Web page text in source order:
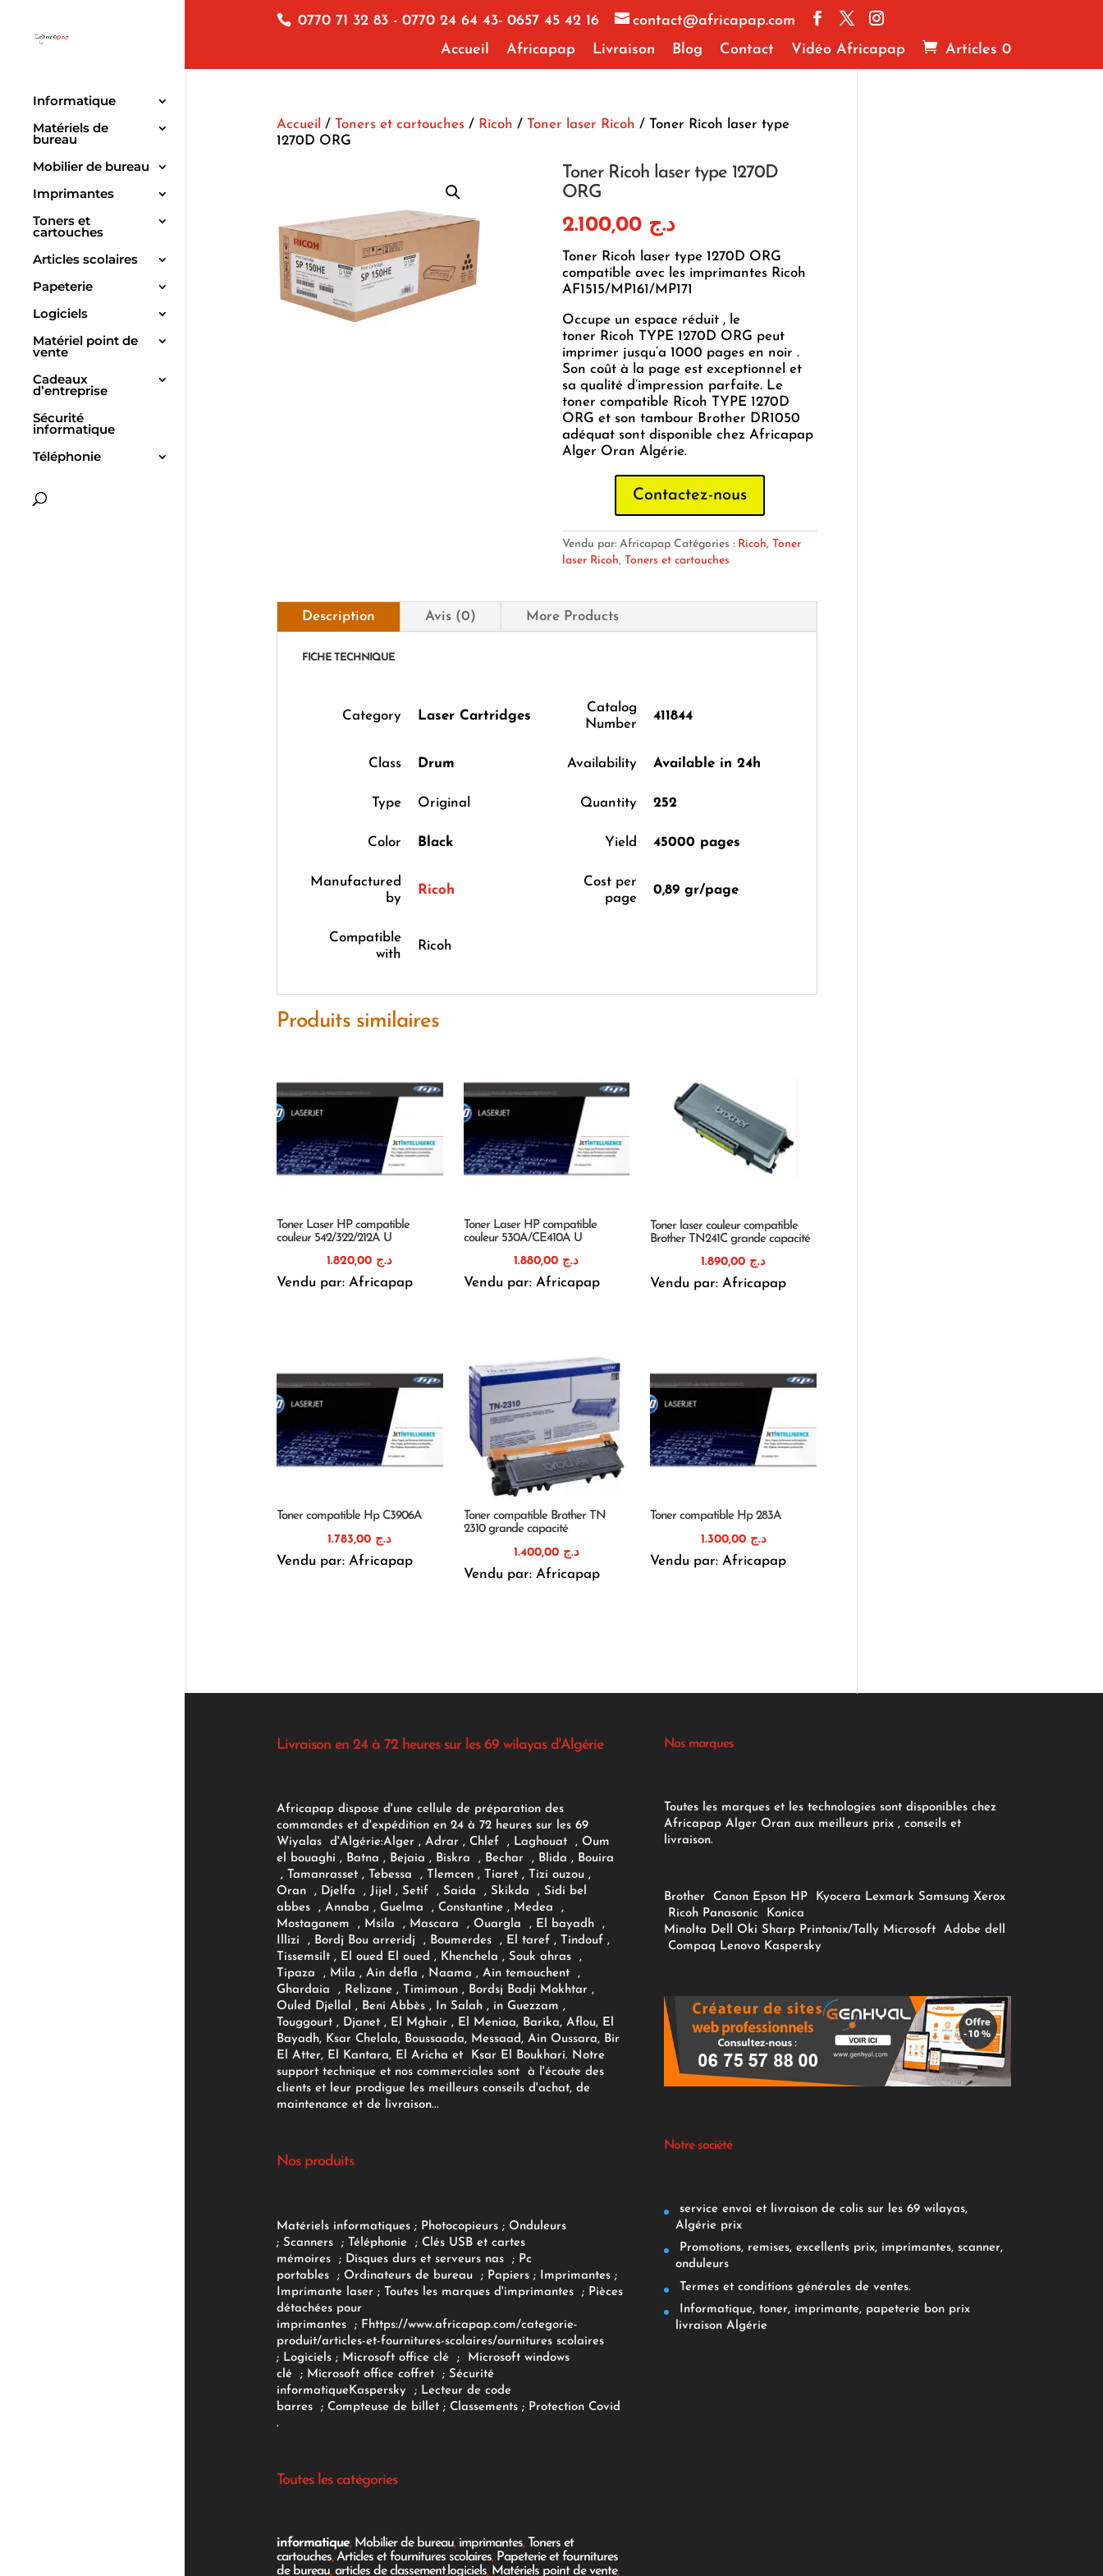
0770 71 32 83 - 0770 24 64 43- 0657 45 42 16
contact@africapap.com
Accueil
Africapap Livraison Blog Contact Vidéo Africapap Articles 0
Informatique
Matériels de
bureau
Mobilier de bureau
Imprimantes
Toners et
cartouches
Articles scolaires
Papeterie
Logiciels
Matériel point de
vente
Cadeaux
d’entreprise
Sécurité
informatique
Téléphonie
Accueil / Toners et cartouches/ Ricoh / Toner laser Ricoh / Toner Ricoh laser type
1270D ORG
Toner Ricoh laser type 1270D
ORG
د.ج 2.100,00
Toner Ricoh laser type 1270D ORG
compatible avec les imprimantes Ricoh
AF1515/MP161/MP171
Occupe un espace réduit , le
toner Ricoh TYPE 1270D ORG peut
imprimer jusqu’a 1000 pages en noir .
Son coût à la page est exceptionnel et
sa qualité d’impression parfaite. Le
toner compatible Ricoh TYPE 1270D
ORG et son tambour Brother DR1050
adéquat sont disponible chez Africapap
Alger Oran Algérie.
Contactez-nous
Vendu par: Africapap Catégories : Ricoh, Toner
laser Ricoh, Toners et cartouches
Description Avis (0) More Products
FICHE TECHNIQUE
Category Laser Cartridges
Catalog
Number
411844
Class Drum Availability Available in 24h
Type Original Quantity 252
Color Black Yield 45000 pages
Manufactured
by
Ricoh
Cost per
page
0,89 gr/page
Compatible
with
Ricoh
Produits similaires
Toner Laser HP compatible
couleur 542/322/212A U
د.ج
Vendu par: Africapap
Toner Laser HP compatible
couleur 530A/CE410A U
د.ج
Vendu par: Africapap
Toner laser couleur compatible
Brother TN241C grande capacité
د.ج
Vendu par: Africapap
Toner compatible Hp C3906A
د.ج
Vendu par: Africapap
Toner compatible Brother TN
2310 grande capacité
د.ج 1.400,00
Vendu par: Africapap
Toner compatible Hp 283A
د.ج 1.300,00
Vendu par: Africapap
Livraison en 24 à 72 heures sur les 69 wilayas d'Algérie
Africapap dispose d'une cellule de préparation des
commandes et d'expédition en 24 à 72 heures sur les 69
Wiyalas d'Algérie:Alger , Adrar, Chlef , Laghouat , Oum
el bouaghi , Batna , Bejaia , Biskra , Bechar , Blida , Bouira
, Tamanrasset , Tebessa , Tlemcen , Tiaret , Tizi ouzou ,
Oran , Djelfa , Jijel , Setif , Saida , Skikda , Sidi bel
abbes , Annaba , Guelma , Constantine , Medea ,
Mostaganem , Msila , Mascara , Ouargla , El bayadh ,
Illizi , Bordj Bou arreridj , Boumerdes , El taref , Tindouf ,
Tissemsilt , El oued El oued , Khenchela , Souk ahras ,
Tipaza , Mila , Ain defla , Naama , Ain temouchent ,
Ghardaia , Relizane , Timimoun , Bordsj Badji Mokhtar ,
Ouled Djellal , Beni Abbès , In Salah , in Guezzam ,
Touggourt , Djanet , El Mghair , El Meniaa, Barika, Aflou, El
Bayadh, Ksar Chelala, Boussaada, Messaad, Ain Oussara, Bir
El Atter, El Kantara, El Aricha et Ksar El Boukhari. Notre
support technique et nos commerciales sont à l'écoute des
clients et leur prodigue les meilleurs conseils d'achat, de
maintenance et de livraison...
Nos produits
Matériels informatiques; Photocopieurs; Onduleurs
; Scanners ; Téléphonie ; Clés USB et cartes
mémoires
; Disques durs et serveurs nas ; Pc
portables
; Ordinateurs de bureau ; Papiers; Imprimantes;
Imprimante laser; Toutes les marques d'imprimantes ; Pièces
détachées pour
imprimantes
; F https://www.africapap.com/categorie-
produit/articles-et-fournitures-scolaires/ournitures scolaires
; Logiciels ; Microsoft office clé ;
Microsoft windows
clé; Microsoft office coffret ; Sécurité
informatiqueKaspersky ; Lecteur de code
barres
; Compteuse de billet; Classements ; Protection Covid
.
Toutes les catégories
informatique, Mobilier de bureau, imprimantes, Toners et
cartouches,Articles et fournitures scolaires, Papeterie et fournitures
de bureau,articles de classement,logiciels, Matériels point de vente,
Nos marques
Toutes les marques et les technologies sont disponibles chez
Africapap Alger Oran aux meilleurs prix , conseils et
livraison.
Brother Canon Epson HP Kyocera Lexmark Samsung Xerox
Ricoh Panasonic
Konica
Minolta Dell Oki Sharp Printonix/Tally Microsoft Adobe dell
Compaq Lenovo Kaspersky
Notre société
service envoi et livraison de colis sur les 69 wilayas,
Algérie prix
Promotions, remises, excellents prix, imprimantes, scanner,
onduleurs
Termes et conditions générales de ventes.
Informatique, toner, imprimante, papeterie bon prix
livraison Algérie